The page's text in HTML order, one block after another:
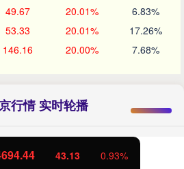
49.67 20.01% 6.83%
53.33 20.01% 17.26%
146.16 20.00% 7.68%
行情 实时轮播
43.13 0.93%